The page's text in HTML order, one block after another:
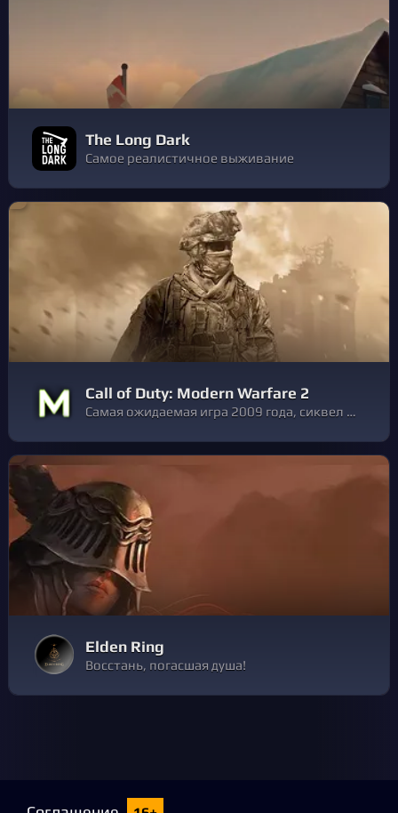
The Long Dark
Самое реалистичное выживание
Call of Duty: Modern Warfare 2
Самая ожидаемая игра 2009 года, сиквел к самому популярному экшену от первого лица за всю историю игр, Modern Warfare 2 продолжает захватывающую историю предыдущих частей. На этот раз игроки столкнутся с новой угрозой: полным уничтожением этого мира.
Elden Ring
Восстань, погасшая душа!